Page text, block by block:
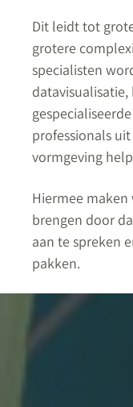
Dit leidt tot
grotere
specialisten
professionals
vormgeving
Hiermee
brengen door
aan te spreken
pakken.